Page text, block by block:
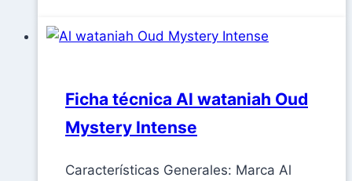
Ficha técnica Al wataniah Oud
Mystery Intense
Características Generales: Marca Al